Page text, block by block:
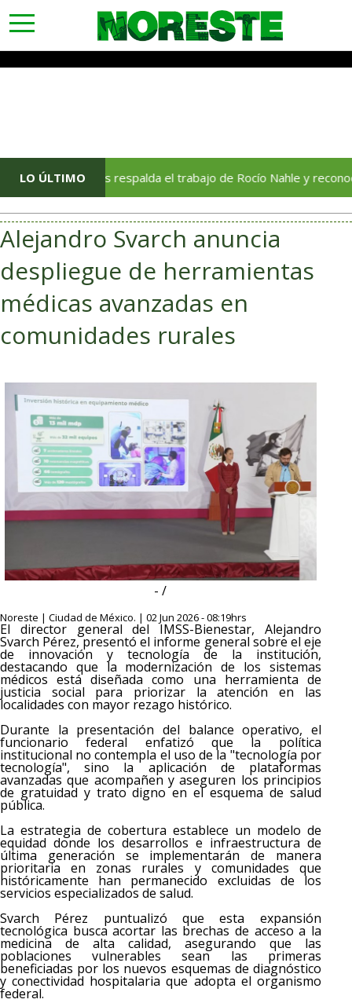
toggle
navigation
LO ÚLTIMO
Alanís respalda el trabajo de Rocío Nahle y reconoce su
Alejandro Svarch anuncia
despliegue de herramientas
médicas avanzadas en
comunidades rurales
- /
Noreste | Ciudad de México. | 02 Jun 2026 - 08:19hrs
El director general del IMSS-Bienestar, Alejandro
Svarch Pérez, presentó el informe general sobre el eje
de innovación y tecnología de la institución,
destacando que la modernización de los sistemas
médicos está diseñada como una herramienta de
justicia social para priorizar la atención en las
localidades con mayor rezago histórico.
Durante la presentación del balance operativo, el
funcionario federal enfatizó que la política
institucional no contempla el uso de la "tecnología por
tecnología", sino la aplicación de plataformas
avanzadas que acompañen y aseguren los principios
de gratuidad y trato digno en el esquema de salud
pública.
La estrategia de cobertura establece un modelo de
equidad donde los desarrollos e infraestructura de
última generación se implementarán de manera
prioritaria en zonas rurales y comunidades que
históricamente han permanecido excluidas de los
servicios especializados de salud.
Svarch Pérez puntualizó que esta expansión
tecnológica busca acortar las brechas de acceso a la
medicina de alta calidad, asegurando que las
poblaciones vulnerables sean las primeras
beneficiadas por los nuevos esquemas de diagnóstico
y conectividad hospitalaria que adopta el organismo
federal.